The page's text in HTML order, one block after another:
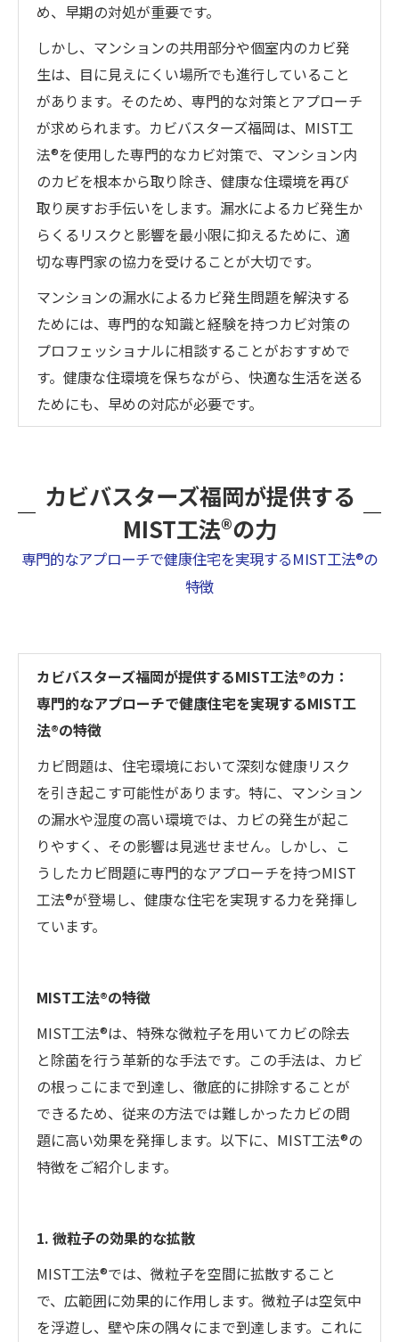
め、早期の対処が重要です。
しかし、マンションの共用部分や個室内のカビ発
生は、目に見えにくい場所でも進行していること
があります。そのため、専門的な対策とアプローチ
が求められます。カビバスターズ福岡は、MIST工
法®を使用した専門的なカビ対策で、マンション内
のカビを根本から取り除き、健康な住環境を再び
取り戻すお手伝いをします。漏水によるカビ発生か
らくるリスクと影響を最小限に抑えるために、適
切な専門家の協力を受けることが大切です。
マンションの漏水によるカビ発生問題を解決する
ためには、専門的な知識と経験を持つカビ対策の
プロフェッショナルに相談することがおすすめで
す。健康な住環境を保ちながら、快適な生活を送る
ためにも、早めの対応が必要です。
カビバスターズ福岡が提供する
MIST工法®の力
専門的なアプローチで健康住宅を実現するMIST工法®の
特徴
カビバスターズ福岡が提供するMIST工法®の力：
専門的なアプローチで健康住宅を実現するMIST工
法®の特徴
カビ問題は、住宅環境において深刻な健康リスク
を引き起こす可能性があります。特に、マンション
の漏水や湿度の高い環境では、カビの発生が起こ
りやすく、その影響は見逃せません。しかし、こ
うしたカビ問題に専門的なアプローチを持つMIST
工法®が登場し、健康な住宅を実現する力を発揮し
ています。
MIST工法®の特徴
MIST工法®は、特殊な微粒子を用いてカビの除去
と除菌を行う革新的な手法です。この手法は、カビ
の根っこにまで到達し、徹底的に排除することが
できるため、従来の方法では難しかったカビの問
題に高い効果を発揮します。以下に、MIST工法®の
特徴をご紹介します。
1. 微粒子の効果的な拡散
MIST工法®では、微粒子を空間に拡散すること
で、広範囲に効果的に作用します。微粒子は空気中
を浮遊し、壁や床の隅々にまで到達します。これに